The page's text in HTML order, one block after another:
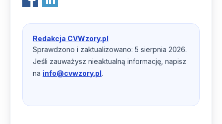
Redakcja CVWzory.pl
Sprawdzono i zaktualizowano: 5 sierpnia 2026.
Jeśli zauważysz nieaktualną informację, napisz
na info@cvwzory.pl.